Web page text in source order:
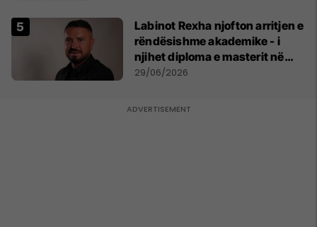
Labinot Rexha njofton arritjen e
rëndësishme akademike - i
njihet diploma e masterit në
Psikologji në Zvicër
29/06/2026